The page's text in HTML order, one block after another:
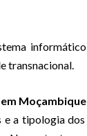
informático
transnacional.
Moçambique
e a tipologia dos